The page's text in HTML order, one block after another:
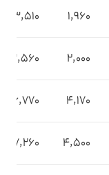
1,960
3,510
2,000
3,560
4,170
6,770
4,500
7,260